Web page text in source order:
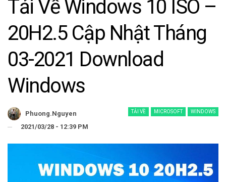
Tải Về Windows 10 ISO –
20H2.5 Cập Nhật Tháng
03-2021 Download
Windows
TẢI VỀ MICROSOFT WINDOWS
Phuong.nguyen
2021/03/28 - 12:39 PM